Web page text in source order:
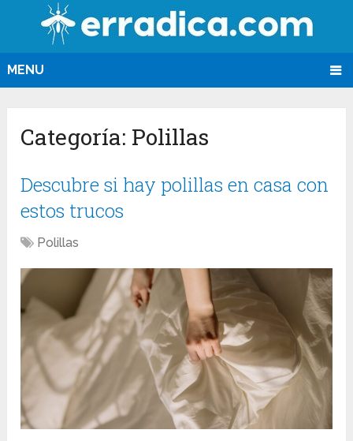
MENU
Categoría: Polillas
Descubre si hay polillas en casa con
estos trucos
Polillas